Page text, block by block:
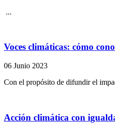
...
Voces climáticas: cómo
06 Junio 2023
Con el propósito de difundir el
Acción climática con